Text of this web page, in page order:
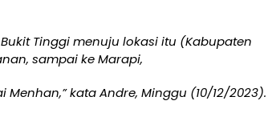
Tinggi menuju lokasi itu (Kabupaten
sampai ke Marapi,
kata Andre, Minggu (10/12/2023).